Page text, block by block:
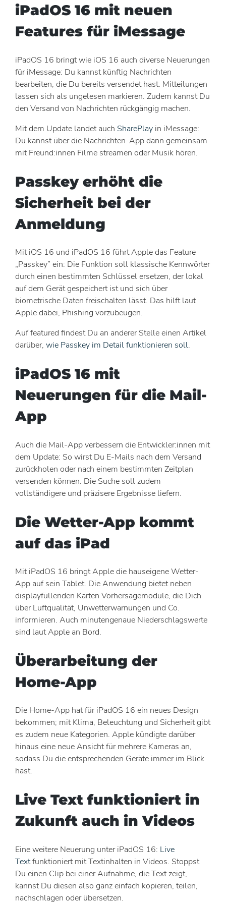
iPadOS 16 mit neuen
Features für iMessage
iPadOS 16 bringt wie iOS 16 auch diverse Neuerungen
für iMessage: Du kannst künftig Nachrichten
bearbeiten, die Du bereits versendet hast. Mitteilungen
lassen sich als ungelesen markieren. Zudem kannst Du
den Versand von Nachrichten rückgängig machen.
Mit dem Update landet auch SharePlay in iMessage:
Du kannst über die Nachrichten-App dann gemeinsam
mit Freund:innen Filme streamen oder Musik hören.
Passkey erhöht die
Sicherheit bei der
Anmeldung
Mit iOS 16 und iPadOS 16 führt Apple das Feature
„Passkey” ein: Die Funktion soll klassische Kennwörter
durch einen bestimmten Schlüssel ersetzen, der lokal
auf dem Gerät gespeichert ist und sich über
biometrische Daten freischalten lässt. Das hilft laut
Apple dabei, Phishing vorzubeugen.
Auf featured findest Du an anderer Stelle einen Artikel
darüber, wie Passkey im Detail funktionieren soll.
iPadOS 16 mit
Neuerungen für die Mail-
App
Auch die Mail-App verbessern die Entwickler:innen mit
dem Update: So wirst Du E-Mails nach dem Versand
zurückholen oder nach einem bestimmten Zeitplan
versenden können. Die Suche soll zudem
vollständigere und präzisere Ergebnisse liefern.
Die Wetter-App kommt
auf das iPad
Mit iPadOS 16 bringt Apple die hauseigene Wetter-
App auf sein Tablet. Die Anwendung bietet neben
displayfüllenden Karten Vorhersagemodule, die Dich
über Luftqualität, Unwetterwarnungen und Co.
informieren. Auch minutengenaue Niederschlagswerte
sind laut Apple an Bord.
Überarbeitung der
Home-App
Die Home-App hat für iPadOS 16 ein neues Design
bekommen; mit Klima, Beleuchtung und Sicherheit gibt
es zudem neue Kategorien. Apple kündigte darüber
hinaus eine neue Ansicht für mehrere Kameras an,
sodass Du die entsprechenden Geräte immer im Blick
hast.
Live Text funktioniert in
Zukunft auch in Videos
Eine weitere Neuerung unter iPadOS 16: Live
Textfunktioniert mit Textinhalten in Videos. Stoppst
Du einen Clip bei einer Aufnahme, die Text zeigt,
kannst Du diesen also ganz einfach kopieren, teilen,
nachschlagen oder übersetzen.